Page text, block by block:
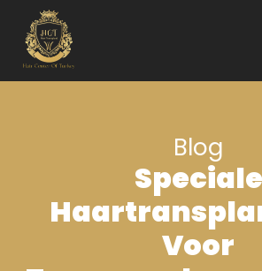
Blog
Speciale
Voor